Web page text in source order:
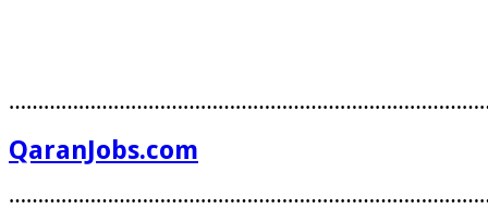
QaranJobs.com